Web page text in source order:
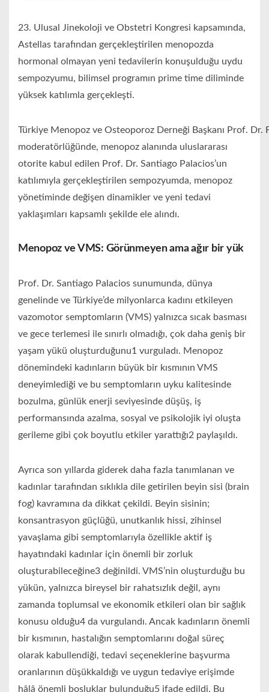
23. Ulusal Jinekoloji ve Obstetri Kongresi kapsamında,
Astellas tarafından gerçekleştirilen menopozda
hormonal olmayan yeni tedavilerin konuşulduğu uydu
sempozyumu, bilimsel programın prime time diliminde
yüksek katılımla gerçekleşti.
Türkiye Menopoz ve Osteoporoz Derneği Başkanı Prof. Dr.
moderatörlüğünde, menopoz alanında uluslararası
otorite kabul edilen Prof. Dr. Santiago Palacios’un
katılımıyla gerçekleştirilen sempozyumda, menopoz
yönetiminde değişen dinamikler ve yeni tedavi
yaklaşımları kapsamlı şekilde ele alındı.
Menopoz ve VMS: Görünmeyen ama ağır bir yük
Prof. Dr. Santiago Palacios sunumunda, dünya
genelinde ve Türkiye’de milyonlarca kadını etkileyen
vazomotor semptomların (VMS) yalnızca sıcak basması
ve gece terlemesi ile sınırlı olmadığı, çok daha geniş bir
yaşam yükü oluşturduğunu1 vurguladı. Menopoz
dönemindeki kadınların büyük bir kısmının VMS
deneyimlediği ve bu semptomların uyku kalitesinde
bozulma, günlük enerji seviyesinde düşüş, iş
performansında azalma, sosyal ve psikolojik iyi oluşta
gerileme gibi çok boyutlu etkiler yarattığı2 paylaşıldı.
Ayrıca son yıllarda giderek daha fazla tanımlanan ve
kadınlar tarafından sıklıkla dile getirilen beyin sisi (brain
fog) kavramına da dikkat çekildi. Beyin sisinin;
konsantrasyon güçlüğü, unutkanlık hissi, zihinsel
yavaşlama gibi semptomlarıyla özellikle aktif iş
hayatındaki kadınlar için önemli bir zorluk
oluşturabileceğine3 değinildi. VMS’nin oluşturduğu bu
yükün, yalnızca bireysel bir rahatsızlık değil, aynı
zamanda toplumsal ve ekonomik etkileri olan bir sağlık
konusu olduğu4 da vurgulandı. Ancak kadınların önemli
bir kısmının, hastalığın semptomlarını doğal süreç
olarak kabullendiği, tedavi seçeneklerine başvurma
oranlarının düşükkaldığı ve uygun tedaviye erişimde
hâlâ önemli boşluklar bulunduğu5 ifade edildi. Bu